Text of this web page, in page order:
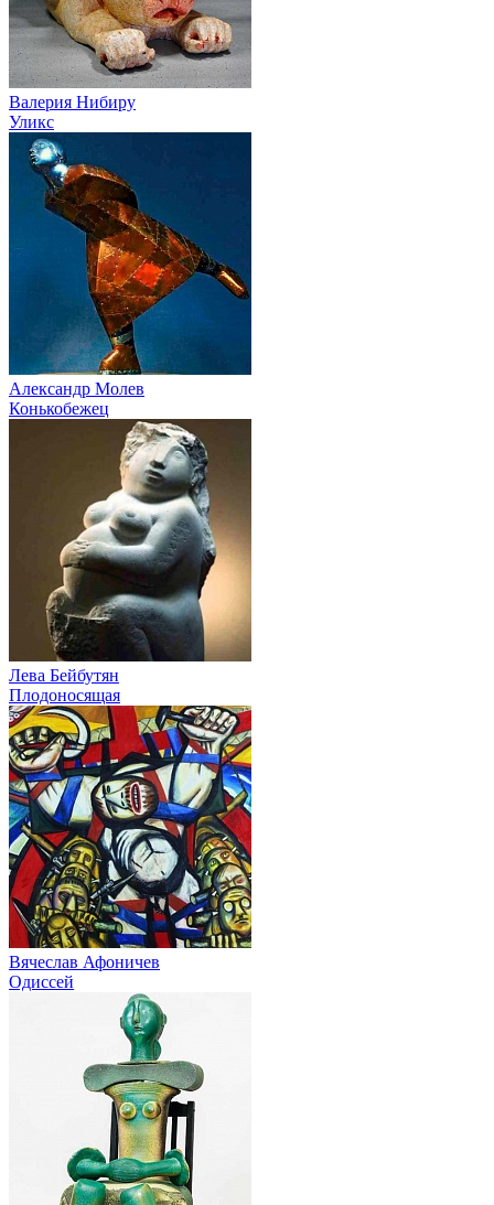
Валерия Нибиру
Уликс
Александр Молев
Конькобежец
Лева Бейбутян
Плодоносящая
Вячеслав Афоничев
Одиссей